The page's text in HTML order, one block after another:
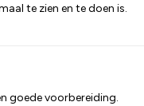
te zien en te doen is.
goede voorbereiding.